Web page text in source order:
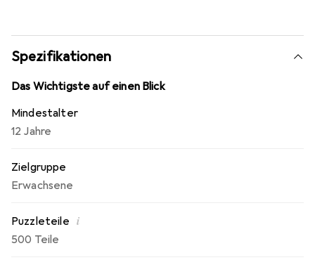
Spezifikationen
Das Wichtigste auf einen Blick
Mindestalter
12 Jahre
Zielgruppe
Erwachsene
Puzzleteile i
500 Teile